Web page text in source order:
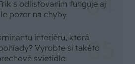
s odlisťovaním funguje aj
pozor na chyby
interiéru, ktorá
Vyrobte si takéto
svietidlo